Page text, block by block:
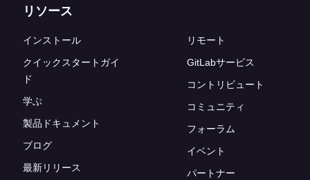
リソース
インストール
クイックスタートガイ
ド
学ぶ
製品ドキュメント
ブログ
最新リリース
リモート
GitLabサービス
コントリビュート
コミュニティ
フォーラム
イベント
パートナー